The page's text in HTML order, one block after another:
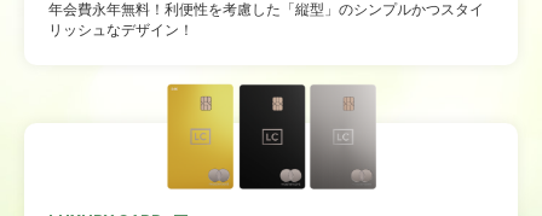
年会費永年無料！利便性を考慮した「縦型」のシンプルかつスタイ
リッシュなデザイン！